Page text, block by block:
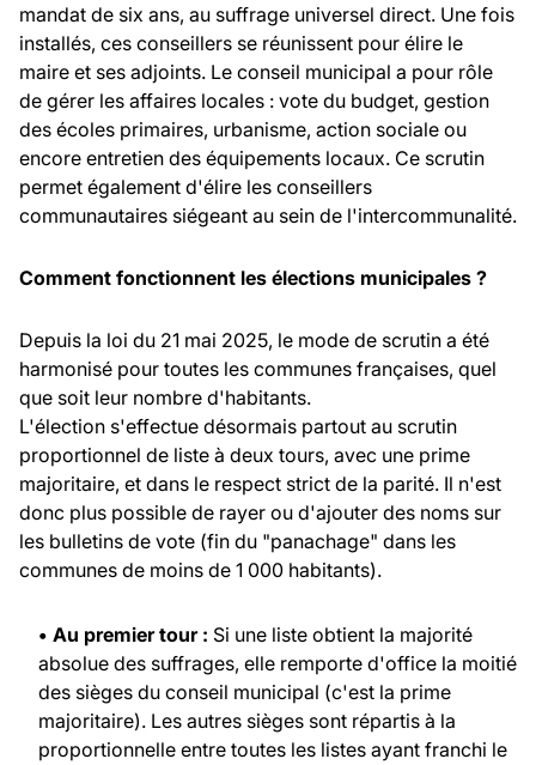
mandat de six ans, au suffrage universel direct. Une fois
installés, ces conseillers se réunissent pour élire le
maire et ses adjoints. Le conseil municipal a pour rôle
de gérer les affaires locales : vote du budget, gestion
des écoles primaires, urbanisme, action sociale ou
encore entretien des équipements locaux. Ce scrutin
permet également d'élire les conseillers
communautaires siégeant au sein de l'intercommunalité.
Comment fonctionnent les élections municipales ?
Depuis la loi du 21 mai 2025, le mode de scrutin a été
harmonisé pour toutes les communes françaises, quel
que soit leur nombre d'habitants.
L'élection s'effectue désormais partout au scrutin
proportionnel de liste à deux tours, avec une prime
majoritaire, et dans le respect strict de la parité. Il n'est
donc plus possible de rayer ou d'ajouter des noms sur
les bulletins de vote (fin du "panachage" dans les
communes de moins de 1 000 habitants).
• Au premier tour : Si une liste obtient la majorité
absolue des suffrages, elle remporte d'office la moitié
des sièges du conseil municipal (c'est la prime
majoritaire). Les autres sièges sont répartis à la
proportionnelle entre toutes les listes ayant franchi le